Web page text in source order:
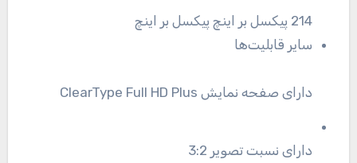
214 پیکسل بر اینچ پیکسل بر اینچ
سایر قابلیت‌ها
دارای صفحه نمایش ClearType Full HD Plus
دارای نسبت تصویر 3:2